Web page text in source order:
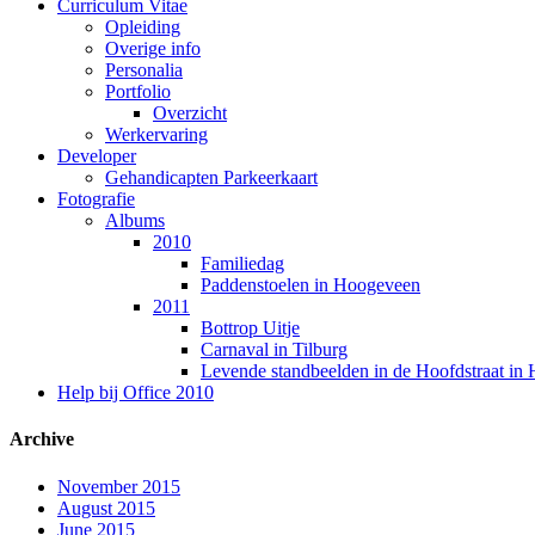
Curriculum Vitae
Opleiding
Overige info
Personalia
Portfolio
Overzicht
Werkervaring
Developer
Gehandicapten Parkeerkaart
Fotografie
Albums
2010
Familiedag
Paddenstoelen in Hoogeveen
2011
Bottrop Uitje
Carnaval in Tilburg
Levende standbeelden in de Hoofdstraat in
Help bij Office 2010
Archive
November 2015
August 2015
June 2015